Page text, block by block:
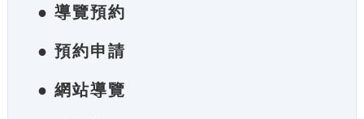
● 導覽預約
● 預約申請
● 網站導覽